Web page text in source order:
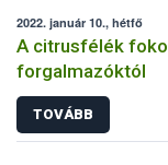
2022. január 10., hétfő
A citrusfélék
forgalmazóktól
TOVÁBB